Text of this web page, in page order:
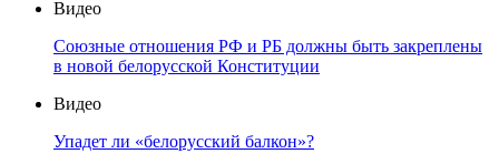
Видео
Союзные отношения РФ и РБ должны быть закреплены
в новой белорусской Конституции
Видео
Упадет ли «белорусский балкон»?